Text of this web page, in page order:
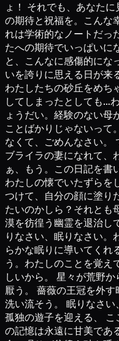
ょ！ それでも、あなた
の期待と祝福を。こんな
れは学術的なノートだっ
たへの期待でいっぱいに
と、こんなに感傷的にな
いを誇りに思える日が
わたしたちの砂丘をめち
してしまったとしても…
ょうだい。経験のない
ことばかりじゃないって
なくて、ごめんなさい。
ブライラの妻になれて、
ぁ、もう。この日記を書
わたしの懐でいたずらを
つけて、自分の顔に塗り
たいのかしら？それとも
漠を彷徨う幽霊を退治し
りなさい、眠りなさい。
らかな眠りに導いてくれ
う。わたしのことを覚え
しいから。 星々が荒野
厭う。 薔薇の王冠を外
洗い流そう。 眠りなさ
孤独の遊子を迎える、
の記憶は永遠に甘美であ